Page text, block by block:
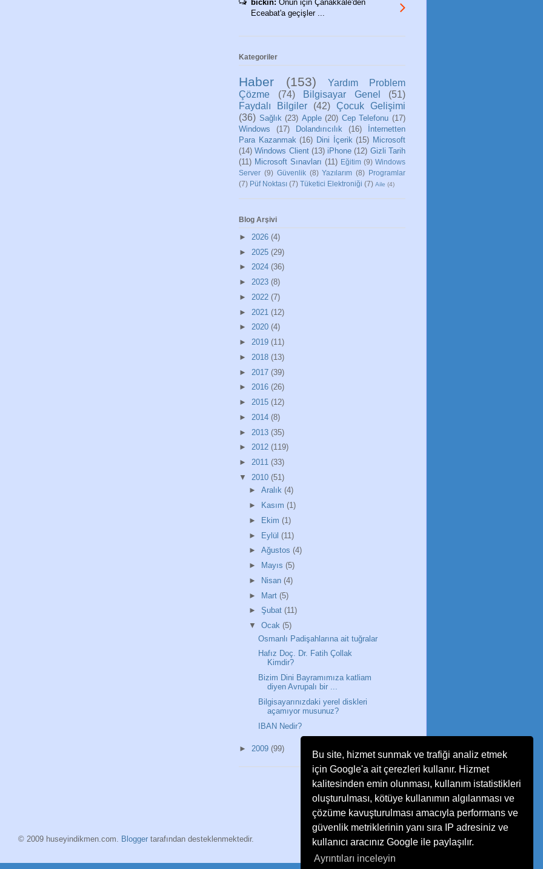
Bu site, hizmet sunmak ve trafiği analiz etmek
için Google'a ait çerezleri kullanır. Hizmet
kalitesinden emin olunması, kullanım istatistikleri
oluşturulması, kötüye kullanımın algılanması ve
çözüme kavuşturulması amacıyla performans ve
güvenlik metriklerinin yanı sıra IP adresiniz ve
kullanıcı aracınız Google ile paylaşılır.
Ayrıntıları inceleyin
bickin: Onun için Çanakkale'den
Eceabat'a geçişler ...
Kategoriler
Haber (153)
Yardım Problem
Çözme
(74) Bilgisayar Genel
(51)
Faydalı Bilgiler
(42) Çocuk Gelişimi
(36) Sağlık (23) Apple (20) Cep Telefonu (17)
Windows
(17) Dolandırıcılık (16)
İnternetten
Para Kazanmak (16) Dini İçerik (15) Microsoft
(14) Windows Client (13) iPhone (12) Gizli Tarih
(11) Microsoft Sınavları (11) Eğitim (9) Windows
Server (9) Güvenlik (8) Yazılarım (8)
Programlar
(7) Püf Noktası (7) Tüketici Elektroniği (7) Aile (4)
Blog Arşivi
► 2026 (4)
► 2025 (29)
► 2024 (36)
► 2023 (8)
► 2022 (7)
► 2021 (12)
► 2020 (4)
► 2019 (11)
► 2018 (13)
► 2017 (39)
► 2016 (26)
► 2015 (12)
► 2014 (8)
► 2013 (35)
► 2012 (119)
► 2011 (33)
▼ 2010 (51)
► Aralık (4)
►
Kasım (1)
►
Ekim (1)
► Eylül (11)
► Ağustos (4)
►
Mayıs (5)
►
Nisan (4)
► Mart (5)
► Şubat (11)
▼ Ocak (5)
Osmanlı Padişahlarına ait tuğralar
Hafız Doç. Dr. Fatih Çollak
Kimdir?
Bizim Dini Bayramımıza katliam
diyen Avrupalı bir ...
Bilgisayarınızdaki yerel diskleri
açamıyor musunuz?
IBAN Nedir?
► 2009 (99)
© 2009 huseyindikmen.com. Bloggertarafından desteklenmektedir.